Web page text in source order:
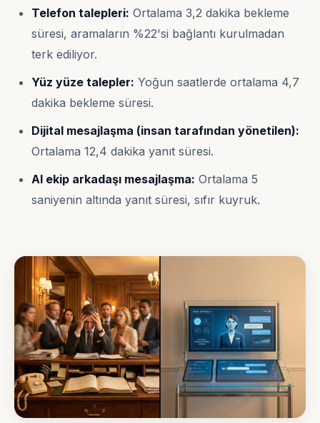
Telefon talepleri: Ortalama 3,2 dakika bekleme
süresi, aramaların %22'si bağlantı kurulmadan
terk ediliyor.
Yüz yüze talepler: Yoğun saatlerde ortalama 4,7
dakika bekleme süresi.
Dijital mesajlaşma (insan tarafından yönetilen):
Ortalama 12,4 dakika yanıt süresi.
AI ekip arkadaşı mesajlaşma: Ortalama 5
saniyenin altında yanıt süresi, sıfır kuyruk.